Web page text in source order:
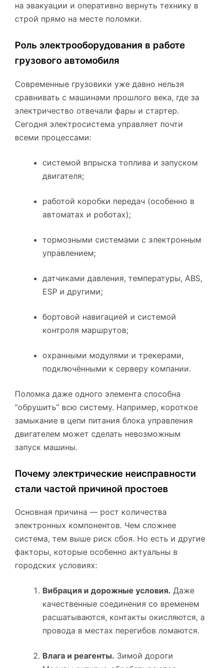
на эвакуации и оперативно вернуть технику в
строй прямо на месте поломки.
Роль электрооборудования в работе
грузового автомобиля
Современные грузовики уже давно нельзя
сравнивать с машинами прошлого века, где за
электричество отвечали фары и стартер.
Сегодня электросистема управляет почти
всеми процессами:
системой впрыска топлива и запуском
двигателя;
работой коробки передач (особенно в
автоматах и роботах);
тормозными системами с электронным
управлением;
датчиками давления, температуры, ABS,
ESP и другими;
бортовой навигацией и системой
контроля маршрутов;
охранными модулями и трекерами,
подключёнными к серверу компании.
Поломка даже одного элемента способна
“обрушить” всю систему. Например, короткое
замыкание в цепи питания блока управления
двигателем может сделать невозможным
запуск машины.
Почему электрические неисправности
стали частой причиной простоев
Основная причина — рост количества
электронных компонентов. Чем сложнее
система, тем выше риск сбоя. Но есть и другие
факторы, которые особенно актуальны в
городских условиях:
Вибрация и дорожные условия. Даже
качественные соединения со временем
расшатываются, контакты окисляются, а
провода в местах перегибов ломаются.
Влага и реагенты. Зимой дороги